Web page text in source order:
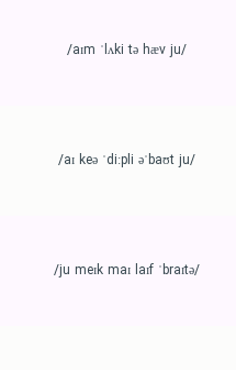
/aɪm ˈlʌki tə hæv ju/
/aɪ keə ˈdiːpli əˈbaʊt ju/
/ju meɪk maɪ laɪf ˈbraɪtə/